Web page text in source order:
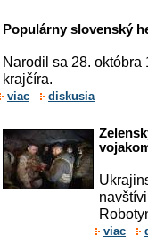
Populárny slovenský
Narodil sa 28.
krajčíra.
viac diskusia
viac